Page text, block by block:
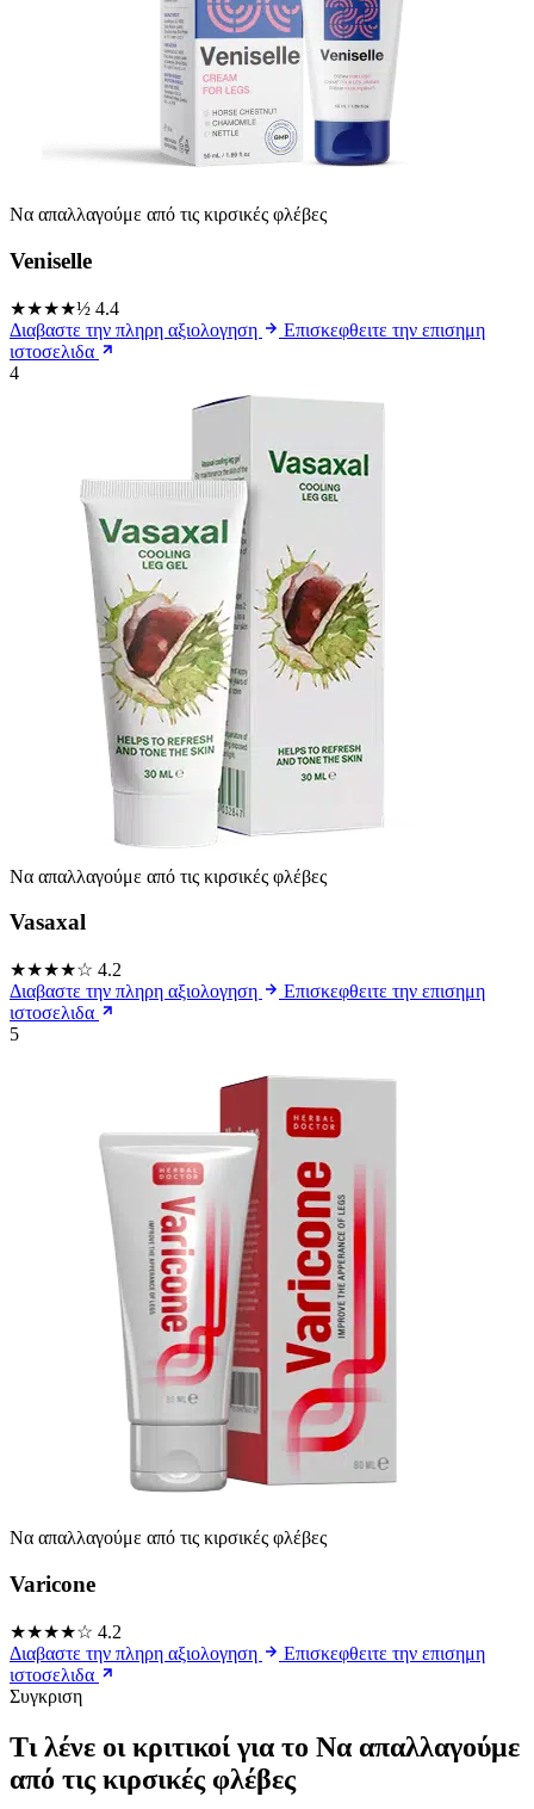
Να απαλλαγούμε από τις κιρσικές φλέβες
Veniselle
★★★★½ 4.4
Διαβαστε την πληρη αξιολογηση
Επισκεφθειτε την επισημη
ιστοσελιδα
4
Να απαλλαγούμε από τις κιρσικές φλέβες
Vasaxal
★★★★☆ 4.2
Διαβαστε την πληρη αξιολογηση
Επισκεφθειτε την επισημη
ιστοσελιδα
5
Να απαλλαγούμε από τις κιρσικές φλέβες
Varicone
★★★★☆ 4.2
Διαβαστε την πληρη αξιολογηση
Επισκεφθειτε την επισημη
ιστοσελιδα
Συγκριση
Τι λένε οι κριτικοί για το Να απαλλαγούμε
από τις κιρσικές φλέβες